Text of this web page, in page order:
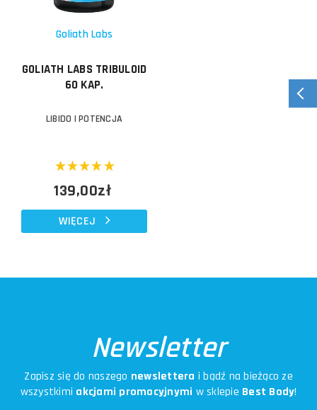
Goliath Labs
GOLIATH LABS TRIBULOID
60 KAP.
LIBIDO I POTENCJA
139,00zł
WIĘCEJ
Newsletter
Zapisz się do naszego newslettera i bądź na bieżąco ze
wszystkimi akcjami promocyjnymi w sklepie Best Body!